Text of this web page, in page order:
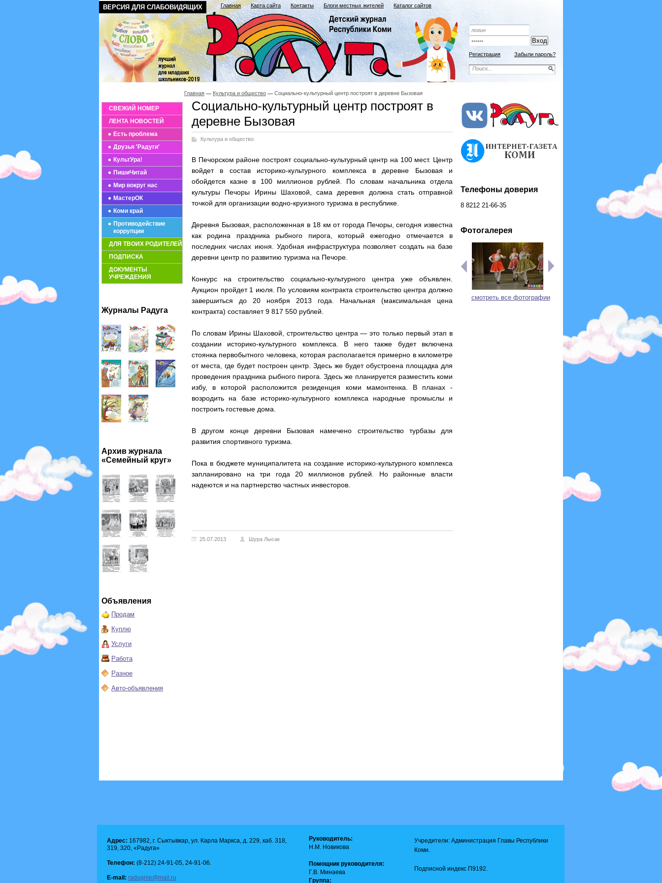
ВЕРСИЯ ДЛЯ СЛАБОВИДЯЩИХ Главная Карта сайта Контакты Блоги местных жителей Каталог сайтов
Регистрация Забыли пароль?
СВЕЖИЙ НОМЕР
ЛЕНТА НОВОСТЕЙ
Есть проблема
Друзья 'Радуги'
КультУра!
ПишиЧитай
Мир вокруг нас
МастерОК
Коми край
Противодействие
коррупции
ДЛЯ ТВОИХ РОДИТЕЛЕЙ
ПОДПИСКА
ДОКУМЕНТЫ
УЧРЕЖДЕНИЯ
Журналы Радуга
Архив журнала
«Семейный круг»
Объявления
Продам
Куплю
Услуги
Работа
Разное
Авто-объявления
Главная Культура и общество Социально-культурный центр построят в деревне Бызовая
Социально-культурный центр построят в
деревне Бызовая
Культура и общество
В Печорском районе построят социально-культурный центр на 100 мест. Центр
войдет в состав историко-культурного комплекса в деревне Бызовая и
обойдется казне в 100 миллионов рублей. По словам начальника отдела
культуры Печоры Ирины Шаховой, сама деревня должна стать отправной
точкой для организации водно-круизного туризма в республике.
Деревня Бызовая, расположенная в 18 км от города Печоры, сегодня известна
как родина праздника рыбного пирога, который ежегодно отмечается в
последних числах июня. Удобная инфраструктура позволяет создать на базе
деревни центр по развитию туризма на Печоре.
Конкурс на строительство социально-культурного центра уже объявлен.
Аукцион пройдет 1 июля. По условиям контракта строительство центра должно
завершиться до 20 ноября 2013 года. Начальная (максимальная цена
контракта) составляет 9 817 550 рублей.
По словам Ирины Шаховой, строительство центра — это только первый этап в
создании историко-культурного комплекса. В него также будет включена
стоянка первобытного человека, которая располагается примерно в километре
от места, где будет построен центр. Здесь же будет обустроена площадка для
проведения праздника рыбного пирога. Здесь же планируется разместить коми
избу, в которой расположится резиденция коми мамонтенка. В планах -
возродить на базе историко-культурного комплекса народные промыслы и
построить гостевые дома.
В другом конце деревни Бызовая намечено строительство турбазы для
развития спортивного туризма.
Пока в бюджете муниципалитета на создание историко-культурного комплекса
запланировано на три года 20 миллионов рублей. Но районные власти
надеются и на партнерство частных инвесторов.
25.07.2013 Шура Лысак
Телефоны доверия
8 8212 21-66-35
Фотогалерея
смотреть все фотографии
Адрес: 167982, г. Сыктывкар, ул. Карла Маркса, д. 229, каб. 318,
319, 320, «Радуга»
Телефон: (8-212) 24-91-05, 24-91-06.
E-mail: radugnie@mail.ru
Руководитель:
Н.М. Новикова
Помощник руководителя:
Г.В. Минаева
Группа:
Учредители: Администрация Главы Республики
Коми.
Подписной индекс П9192.